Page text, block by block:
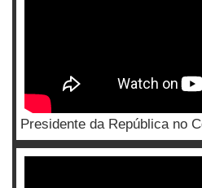
Presidente da República no